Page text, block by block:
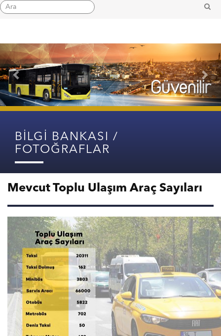
Previous
BİLGİ BANKASI /
FOTOĞRAFLAR
Mevcut Toplu Ulaşım Araç Sayıları